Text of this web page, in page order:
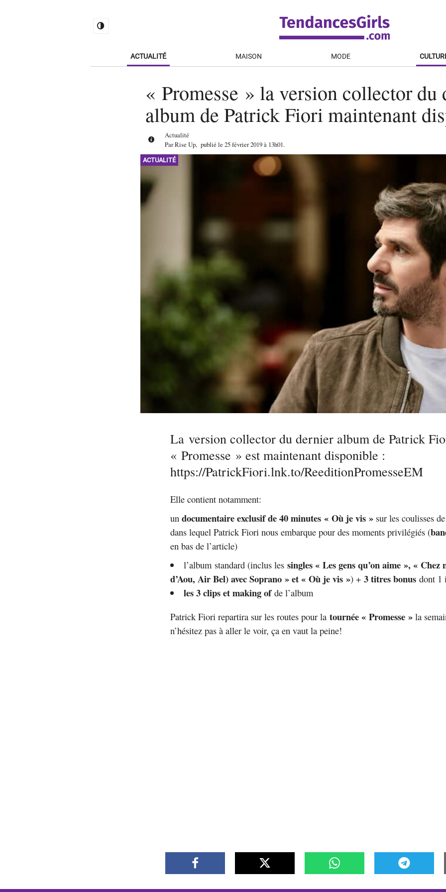
ACTUALITÉ MAISON MODE
« Promesse » la version collector du
album de Patrick Fiori maintenant
Actualité
ParRise Up, publié le 25 février 2019à 13h01.
ACTUALITÉ
La version collector du dernier album de Patrick
« Promesse » est maintenant disponible :
https://PatrickFiori.lnk.to/ReeditionPromesseEM
Elle contient notamment:
un documentaire exclusif de 40 minutes « Où je vis » sur les coulisses
dans lequel Patrick Fiori nous embarque pour des moments privilégiés (
en bas de l’article)
l’album standard (inclus les singles « Les gens qu’on aime », « Chez
d’Aou, Air Bel) avec Soprano » et « Où je vis ») + 3 titres bonus dont 1
les 3 clips et making ofde l’album
Patrick Fiori repartira sur les routes pour la tournée « Promesse » la
n’hésitez pas à aller le voir, ça en vaut la peine!